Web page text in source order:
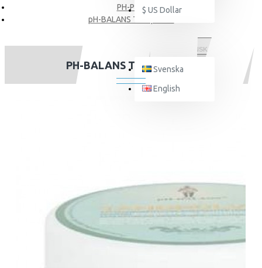
$ US Dollar
SVENSKA
Svenska
English
PH-Plus
pH-BALANS Tandpulver
PH-BALANS TANDPULVER